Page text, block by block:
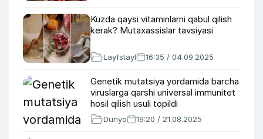
Kuzda qaysi vitaminlarni qabul qilish
kerak? Mutaxassislar tavsiyasi
Layfstayl 16:35 / 04.09.2025
Genetik mutatsiya yordamida barcha
viruslarga qarshi universal immunitet
hosil qilish usuli topildi
Dunyo 19:20 / 21.08.2025